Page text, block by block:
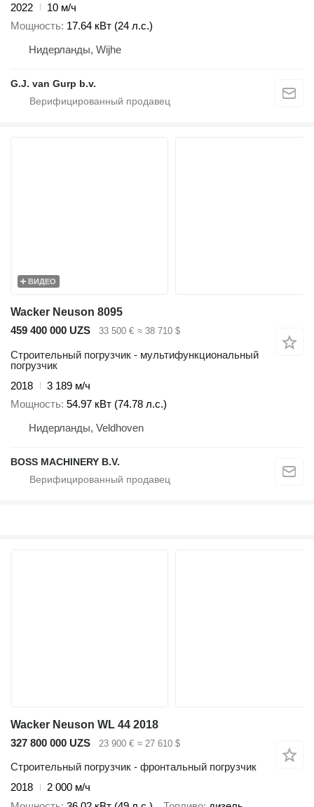
2022
10 м/ч
Мощность 17.64 кВт (24 л.с.)
Нидерланды, Wijhe
G.J. van Gurp b.v.
ВИДЕО
Wacker Neuson 8095
459 400 000 UZS
33 500 € ≈ 38 710 $
Строительный погрузчик - мультифункциональный
погрузчик
2018
3 189 м/ч
Мощность 54.97 кВт (74.78 л.с.)
Нидерланды, Veldhoven
BOSS MACHINERY B.V.
Wacker Neuson WL 44 2018
327 800 000 UZS
23 900 € ≈ 27 610 $
Строительный погрузчик - фронтальный погрузчик
2018
2 000 м/ч